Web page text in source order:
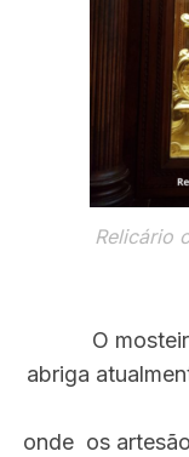
Relicário
O
abriga
onde os